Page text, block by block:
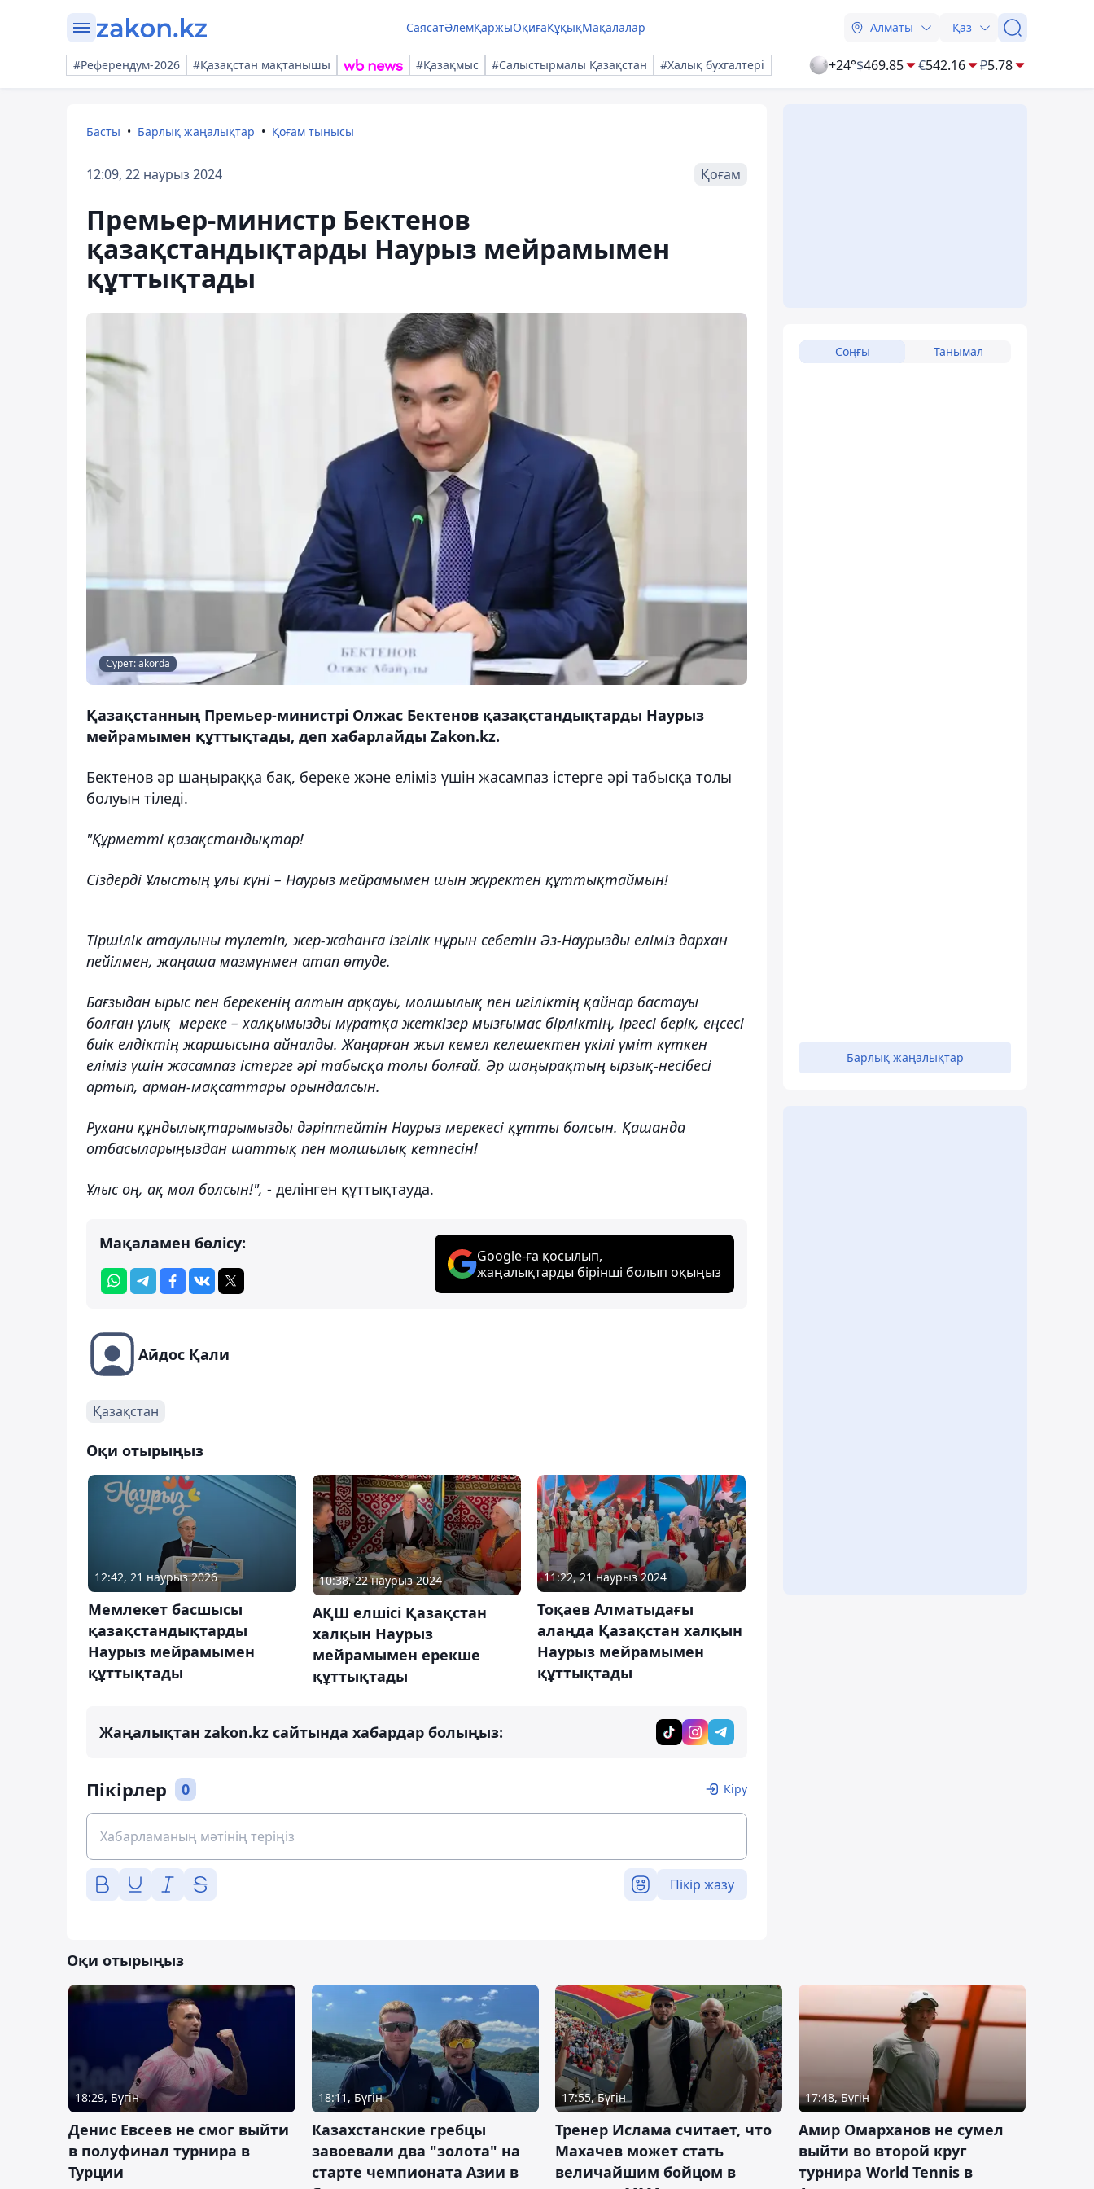
СаясатӘлемҚаржыОқиғаҚұқықМақалалар Алматы Қаз
#Референдум-2026 #Қазақстан мақтанышы #Қазақмыс #Салыстырмалы Қазақстан #Халық бухгалтері +24°$469.85 €542.16 ₽5.78
Басты Барлық жаңалықтар Қоғам тынысы
12:09, 22 наурыз 2024 Қоғам
Премьер-министр Бектенов
қазақстандықтарды Наурыз мейрамымен
құттықтады
Сурет: akorda
Қазақстанның Премьер-министрі Олжас Бектенов қазақстандықтарды Наурыз
мейрамымен құттықтады, деп хабарлайды Zakon.kz.
Бектенов әр шаңыраққа бақ, береке және еліміз үшін жасампаз істерге әрі табысқа толы
болуын тіледі.
"Құрметті қазақстандықтар!
Сіздерді Ұлыстың ұлы күні – Наурыз мейрамымен шын жүректен құттықтаймын!
Тіршілік атаулыны түлетіп, жер-жаһанға ізгілік нұрын себетін Әз-Наурызды еліміз дархан
пейілмен, жаңаша мазмұнмен атап өтуде.
Бағзыдан ырыс пен берекенің алтын арқауы, молшылық пен игіліктің қайнар бастауы
болған ұлық мереке – халқымызды мұратқа жеткізер мызғымас бірліктің, іргесі берік, еңсесі
биік елдіктің жаршысына айналды. Жаңарған жыл кемел келешектен үкілі үміт күткен
еліміз үшін жасампаз істерге әрі табысқа толы болғай. Әр шаңырақтың ырзық-несібесі
артып, арман-мақсаттары орындалсын.
Рухани құндылықтарымызды дәріптейтін Наурыз мерекесі құтты болсын. Қашанда
отбасыларыңыздан шаттық пен молшылық кетпесін!
Ұлыс оң, ақ мол болсын!", - делінген құттықтауда.
Мақаламен бөлісу:
Google-ға қосылып,
жаңалықтарды бірінші болып оқыңыз
Айдос Қали
Қазақстан
Оқи отырыңыз
12:42, 21 наурыз 2026
Мемлекет басшысы
қазақстандықтарды
Наурыз мейрамымен
құттықтады
10:38, 22 наурыз 2024
АҚШ елшісі Қазақстан
халқын Наурыз
мейрамымен ерекше
құттықтады
11:22, 21 наурыз 2024
Тоқаев Алматыдағы
алаңда Қазақстан халқын
Наурыз мейрамымен
құттықтады
Жаңалықтан zakon.kz сайтында хабардар болыңыз:
Пікірлер 0 Кіру
Пікір жазу
Соңғы Танымал
Барлық жаңалықтар
Оқи отырыңыз
18:29, Бүгін
Денис Евсеев не смог выйти
в полуфинал турнира в
Турции
18:11, Бүгін
Казахстанские гребцы
завоевали два "золота" на
старте чемпионата Азии в
17:55, Бүгін
Тренер Ислама считает, что
Махачев может стать
величайшим бойцом в
17:48, Бүгін
Амир Омарханов не сумел
выйти во второй круг
турнира World Tennis в